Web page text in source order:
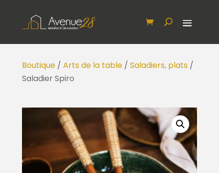
Boutique/ Arts de la table/ Saladiers, plats/
Saladier Spiro